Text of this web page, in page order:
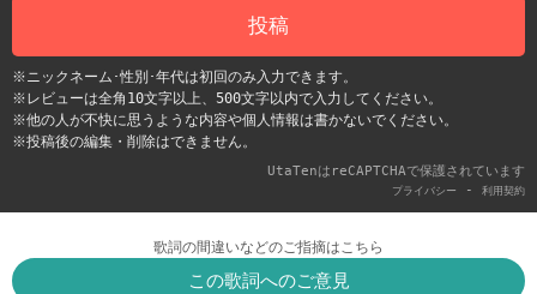
投稿
※ニックネーム･性別･年代は初回のみ入力できます。
※レビューは全角10文字以上、500文字以内で入力してください。
※他の人が不快に思うような内容や個人情報は書かないでください。
※投稿後の編集・削除はできません。
UtaTenはreCAPTCHAで保護されています
プライバシー - 利用契約
歌詞の間違いなどのご指摘はこちら
この歌詞へのご意見